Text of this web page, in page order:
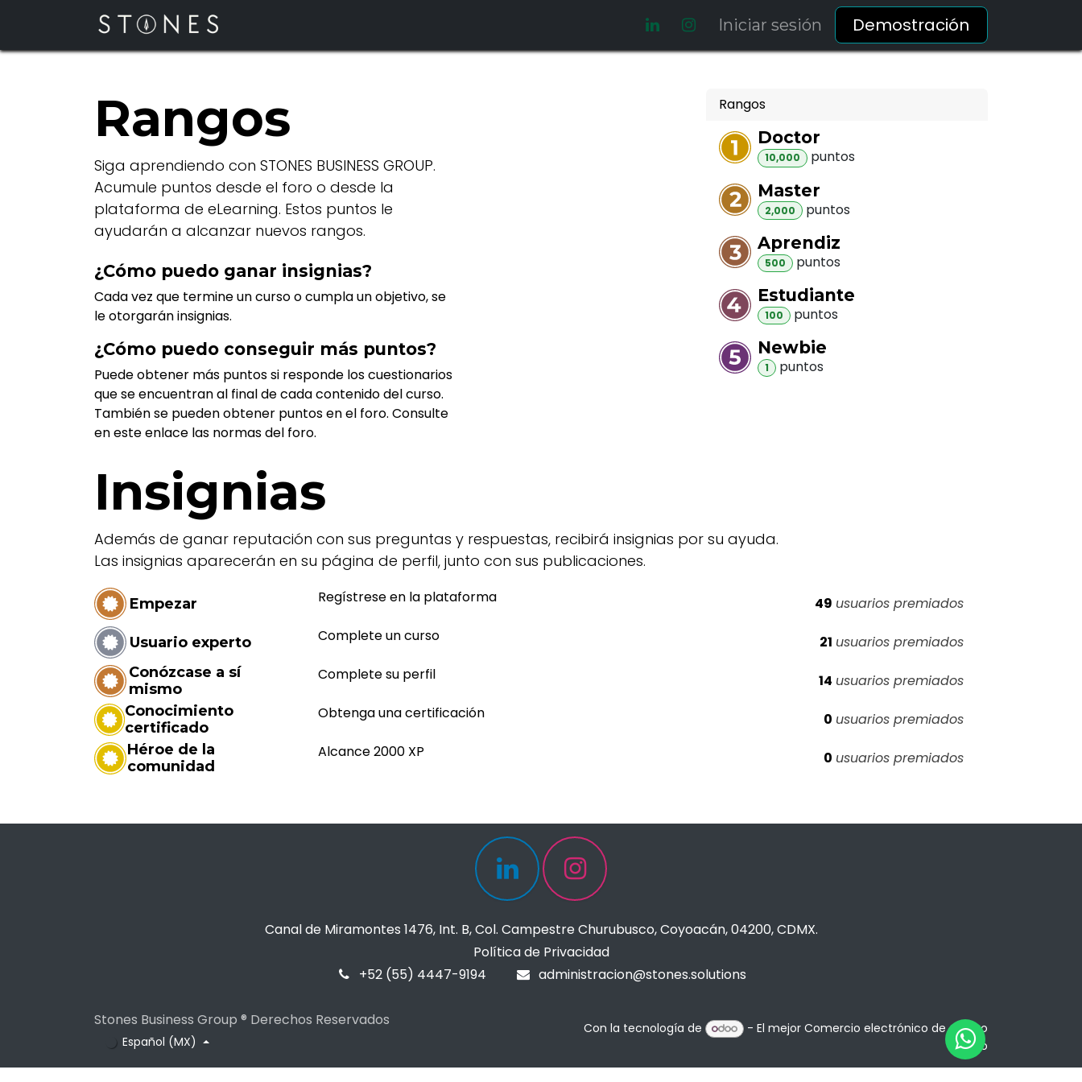
Ir al contenido
Iniciar sesión Demostración
Rangos
Siga aprendiendo con STONES BUSINESS GROUP.
Acumule puntos desde el foro o desde la
plataforma de eLearning. Estos puntos le
ayudarán a alcanzar nuevos rangos.
¿Cómo puedo ganar insignias?
Cada vez que termine un curso o cumpla un objetivo, se
le otorgarán insignias.
¿Cómo puedo conseguir más puntos?
Puede obtener más puntos si responde los cuestionarios
que se encuentran al final de cada contenido del curso.
También se pueden obtener puntos en el foro. Consulte
en este enlace las normas del foro.
Rangos
Doctor
10,000 puntos
Master
2,000 puntos
Aprendiz
500 puntos
Estudiante
100 puntos
Newbie
1 puntos
Insignias
Además de ganar reputación con sus preguntas y respuestas, recibirá insignias por su ayuda.
Las insignias aparecerán en su página de perfil, junto con sus publicaciones.
Empezar Regístrese en la plataforma 49 usuarios premiados
Usuario experto Complete un curso 21 usuarios premiados
Conózcase a sí
mismo
Complete su perfil 14 usuarios premiados
Conocimiento
certificado
Obtenga una certificación 0 usuarios premiados
Héroe de la
comunidad
Alcance 2000 XP 0 usuarios premiados
Canal de Miramontes 1476, Int. B, Col. Campestre Churubusco, Coyoacán, 04200, CDMX.
Política de Privacidad
+52 (55) 4447-9194
administracion@stones.solutions
Stones Business Group ® Derechos Reservados
Español (MX)
Con la tecnología de - El mejor Comercio electrónico de código
abierto